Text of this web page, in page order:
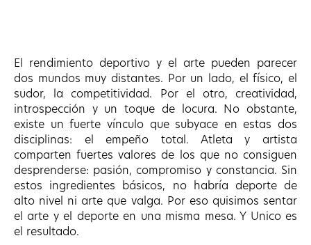
El rendimiento deportivo y el arte pueden parecer
dos mundos muy distantes. Por un lado, el físico, el
sudor, la competitividad. Por el otro, creatividad,
introspección y un toque de locura. No obstante,
existe un fuerte vínculo que subyace en estas dos
disciplinas: el empeño total. Atleta y artista
comparten fuertes valores de los que no consiguen
desprenderse: pasión, compromiso y constancia. Sin
estos ingredientes básicos, no habría deporte de
alto nivel ni arte que valga. Por eso quisimos sentar
el arte y el deporte en una misma mesa. Y Unico es
el resultado.